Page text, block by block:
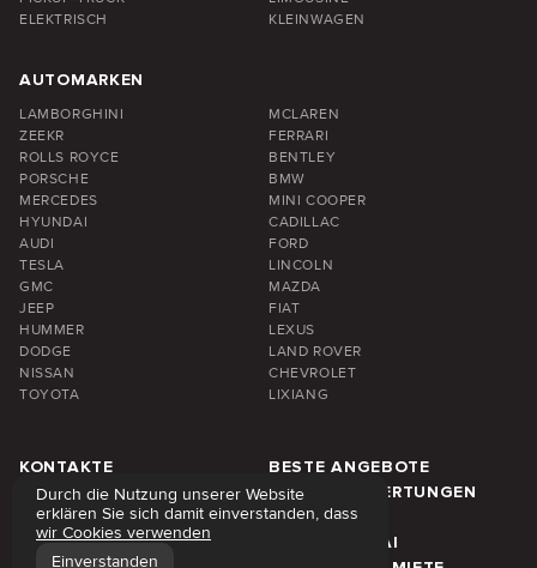
ELEKTRISCH
KLEINWAGEN
AUTOMARKEN
LAMBORGHINI
MCLAREN
ZEEKR
FERRARI
ROLLS ROYCE
BENTLEY
PORSCHE
BMW
MERCEDES
MINI COOPER
HYUNDAI
CADILLAC
AUDI
FORD
TESLA
LINCOLN
GMC
MAZDA
JEEP
FIAT
HUMMER
LEXUS
DODGE
LAND ROVER
NISSAN
CHEVROLET
TOYOTA
LIXIANG
KONTAKTE
BESTE ANGEBOTE
FAQ
KUNDENBEWERTUNGEN
ÜBER UNS
BLOG
MIETPREISE
REGION DUBAI
Durch die Nutzung unserer Website
erklären Sie sich damit einverstanden, dass
wir Cookies verwenden
Einverstanden